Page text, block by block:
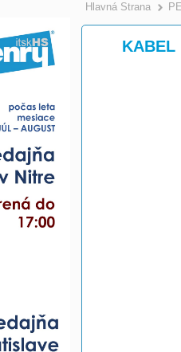
Hlavná Strana
KABEL